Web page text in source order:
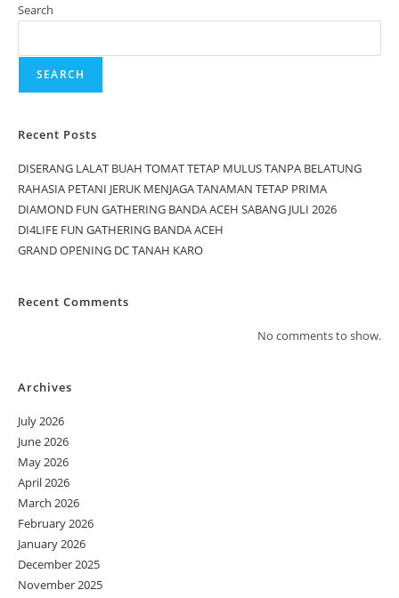
Search
SEARCH
Recent Posts
DISERANG LALAT BUAH TOMAT TETAP MULUS TANPA BELATUNG
RAHASIA PETANI JERUK MENJAGA TANAMAN TETAP PRIMA
DIAMOND FUN GATHERING BANDA ACEH SABANG JULI 2026
DI4LIFE FUN GATHERING BANDA ACEH
GRAND OPENING DC TANAH KARO
Recent Comments
No comments to show.
Archives
July 2026
June 2026
May 2026
April 2026
March 2026
February 2026
January 2026
December 2025
November 2025